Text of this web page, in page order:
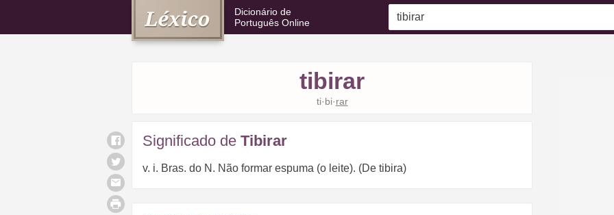
Dicionário de
Português Online
tibirar
ti·bi·rar
Significado de Tibirar
v. i. Bras. do N. Não formar espuma (o leite). (De tibira)